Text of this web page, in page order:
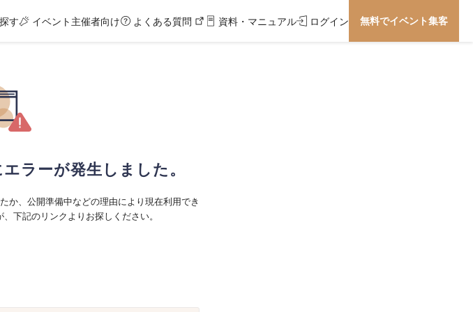
す イベント主催者向け よくある質問 資料・マニュアル ログイン 無料でイベント集客
ラーが発生しました。
か、公開準備中などの理由により現在利用でき
下記のリンクよりお探しください。